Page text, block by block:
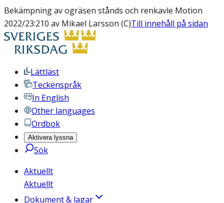
Bekämpning av ogräsen stånds och renkavle Motion
2022/23:210 av Mikael Larsson (C)Till innehåll på sidan
Lättläst
Teckenspråk
In English
Other languages
Ordbok
Aktivera lyssna
Sök
Aktuellt
Aktuellt
Dokument & lagar